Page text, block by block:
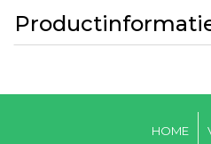
HOME